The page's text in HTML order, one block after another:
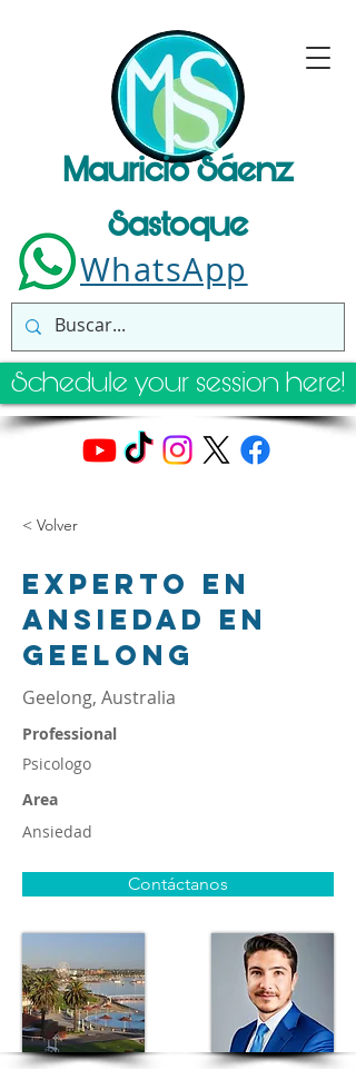
Mauricio Sáenz
Sastoque
WhatsApp
Schedule your session here!
< Volver
Experto en
ansiedad en
Geelong
Geelong, Australia
Professional
Psicologo
Area
Ansiedad
Contáctanos